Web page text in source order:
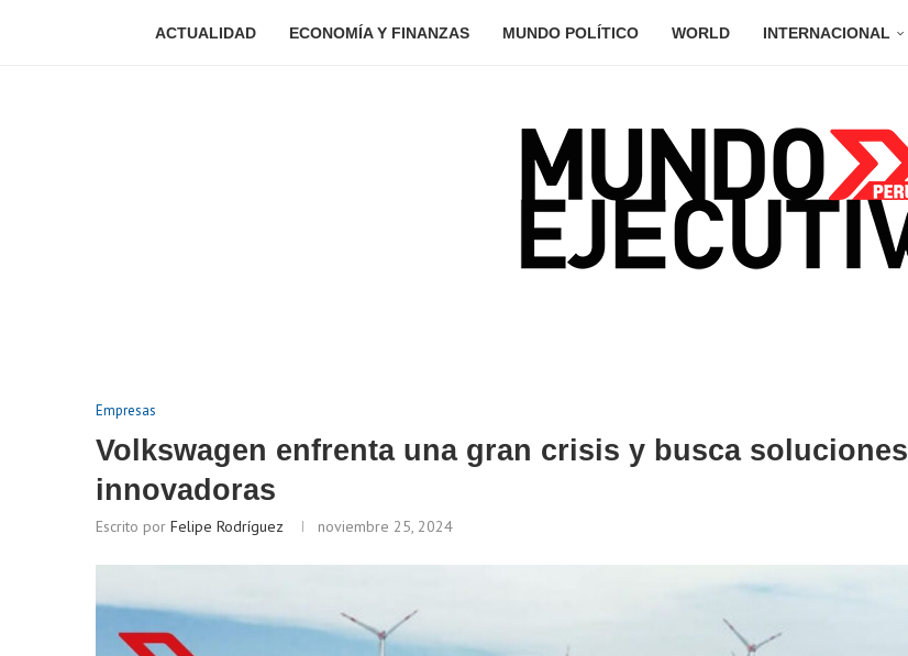
ACTUALIDAD ECONOMÍA Y FINANZAS MUNDO POLÍTICO WORLD INTERNACIONAL
Empresas
Volkswagen enfrenta una gran crisis y busca soluciones
innovadoras
Escrito por Felipe Rodríguez noviembre 25, 2024